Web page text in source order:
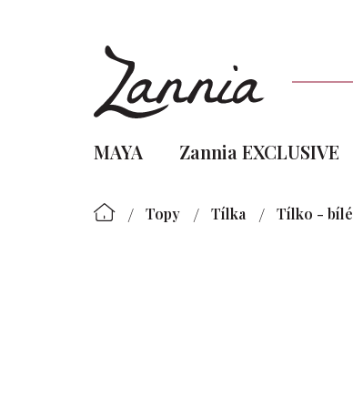
MAYA Zannia EXCLUSIVE
/ Topy / Tílka / Tílko - bílé